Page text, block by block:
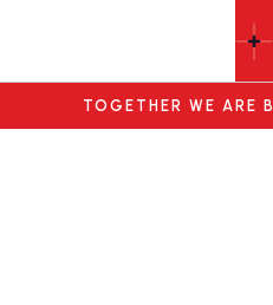
TOGETHER WE ARE